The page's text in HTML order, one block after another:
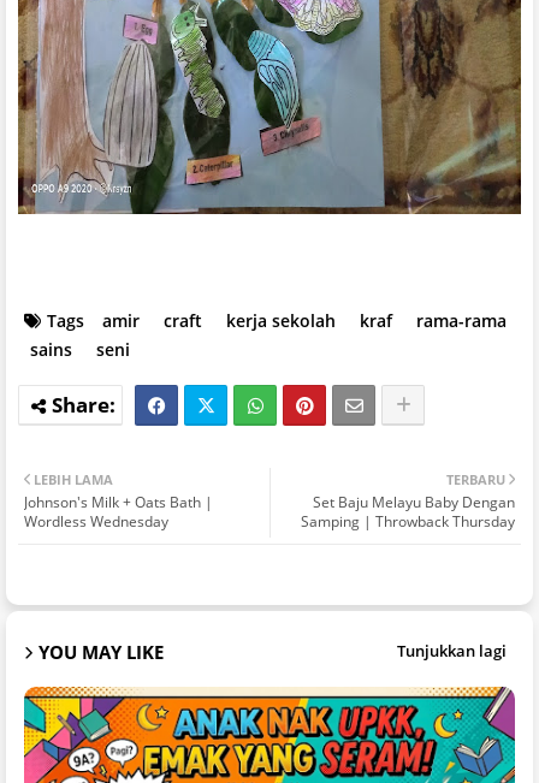
Tags amir craft kerja sekolah kraf
rama-rama
sains
seni
TERBARU
Set Baju Melayu Baby Dengan
Samping | Throwback Thursday
LEBIH LAMA
Johnson's Milk + Oats Bath |
Wordless Wednesday
YOU MAY LIKE Tunjukkan lagi